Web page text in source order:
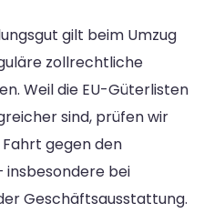
gilt beim Umzug
zollrechtliche
Weil die EU-Güterlisten
sind, prüfen wir
gegen den
insbesondere bei
Geschäftsausstattung.